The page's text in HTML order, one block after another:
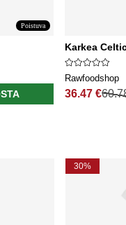
Poistuva
Karkea
Rawfoodshop
36.47 €
Normaali
30%